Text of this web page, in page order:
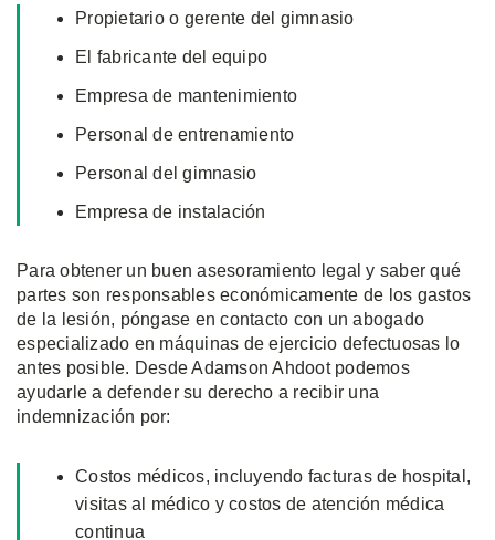
Propietario o gerente del gimnasio
El fabricante del equipo
Empresa de mantenimiento
Personal de entrenamiento
Personal del gimnasio
Empresa de instalación
Para obtener un buen asesoramiento legal y saber qué
partes son responsables económicamente de los gastos
de la lesión, póngase en contacto con un abogado
especializado en máquinas de ejercicio defectuosas lo
antes posible. Desde Adamson Ahdoot podemos
ayudarle a defender su derecho a recibir una
indemnización por:
Costos médicos, incluyendo facturas de hospital,
visitas al médico y costos de atención médica
continua